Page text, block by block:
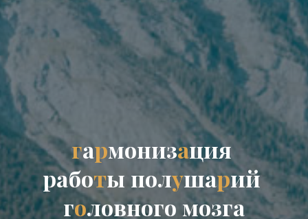
гармонизация
работы полушарий
головного мозга